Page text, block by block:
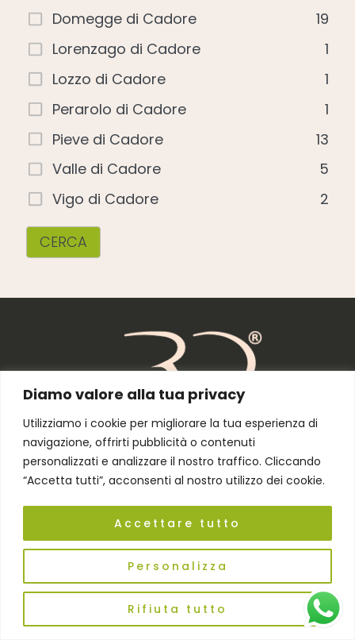
Diamo valore alla tua privacy
Utilizziamo i cookie per migliorare la tua esperienza di
navigazione, offrirti pubblicità o contenuti
personalizzati e analizzare il nostro traffico. Cliccando
“Accetta tutti”, acconsenti al nostro utilizzo dei cookie.
Personalizza
Rifiuta tutto
Accettare tutto
Domegge di Cadore
19
Lorenzago di Cadore
1
Lozzo di Cadore
1
Perarolo di Cadore
1
Pieve di Cadore
13
Valle di Cadore
5
Vigo di Cadore
2
CERCA
Residenze Dolomitiche
di Anna Stuffo
Seguici su:
Sedi e contatti
SEDE LEGALE: